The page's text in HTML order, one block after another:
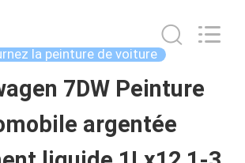
la peinture de voiture
7DW Peinture
argentée